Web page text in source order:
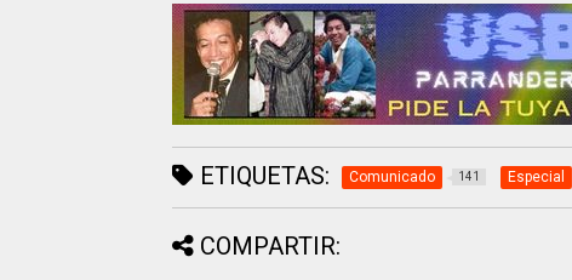
ETIQUETAS: Comunicado 141 Especial
COMPARTIR: